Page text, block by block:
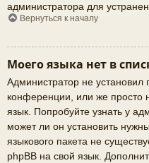
администратора для
Вернуться к началу
Моего языка нет в
Администратор не установил
конференции, или же просто
язык. Попробуйте узнать у
может ли он установить
языкового пакета не
phpBB на свой язык.